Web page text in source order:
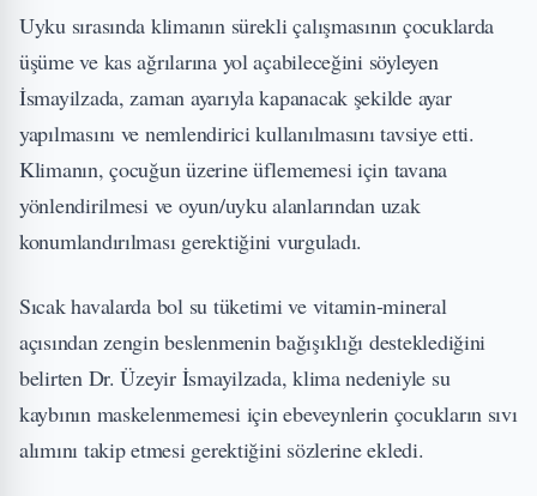
Uyku sırasında klimanın sürekli çalışmasının çocuklarda
üşüme ve kas ağrılarına yol açabileceğini söyleyen
İsmayilzada, zaman ayarıyla kapanacak şekilde ayar
yapılmasını ve nemlendirici kullanılmasını tavsiye etti.
Klimanın, çocuğun üzerine üflememesi için tavana
yönlendirilmesi ve oyun/uyku alanlarından uzak
konumlandırılması gerektiğini vurguladı.
Sıcak havalarda bol su tüketimi ve vitamin-mineral
açısından zengin beslenmenin bağışıklığı desteklediğini
belirten Dr. Üzeyir İsmayilzada, klima nedeniyle su
kaybının maskelenmemesi için ebeveynlerin çocukların sıvı
alımını takip etmesi gerektiğini sözlerine ekledi.